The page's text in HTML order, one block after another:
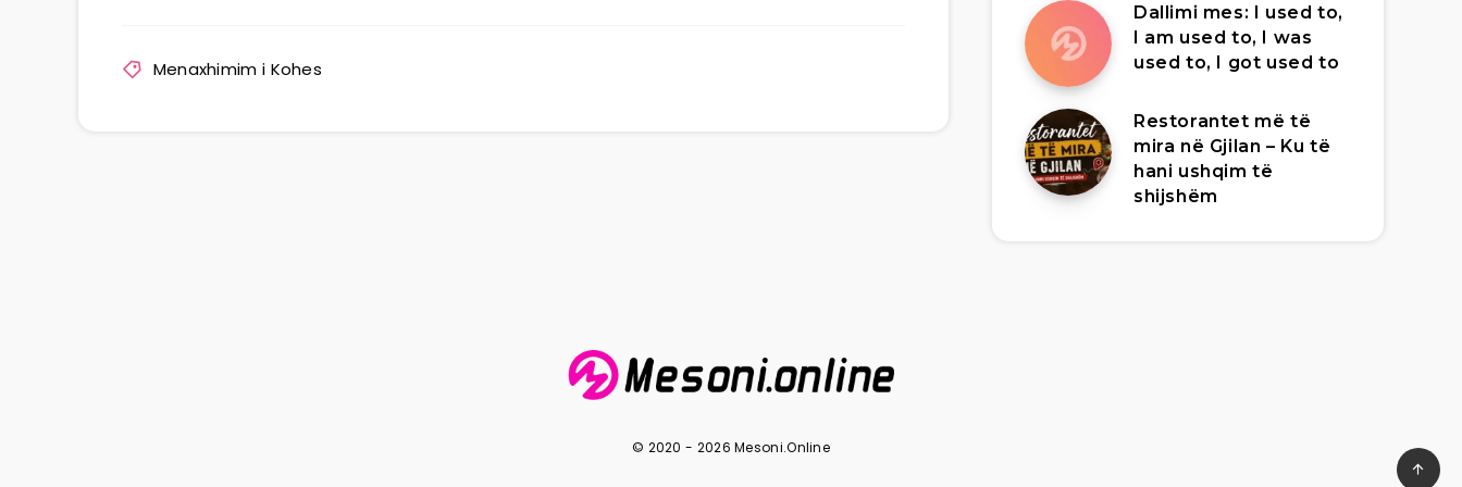
Menaxhimim i Kohes
Dallimi mes: I used to,
I am used to, I was
used to, I got used to
Restorantet më të
mira në Gjilan – Ku të
hani ushqim të
shijshëm
© 2020 - 2026 Mesoni.Online